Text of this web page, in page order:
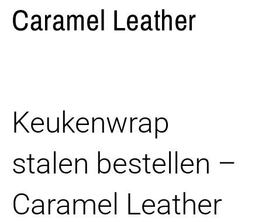
Caramel Leather
Keukenwrap
stalen bestellen –
Caramel Leather